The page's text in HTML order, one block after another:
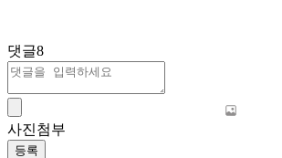
댓글8
사진첨부
등록